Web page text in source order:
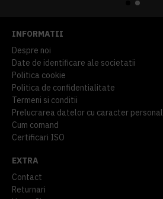
INFORMATII
Despre noi
Date de identificare ale societatii
Politica cookie
Politica de confidentialitate
Termeni si conditii
Prelucrarea datelor cu caracter personal
Cum comand
Certificari ISO
EXTRA
Contact
Returnari